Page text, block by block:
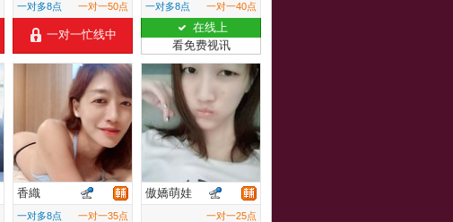
一对多8点 一对一50点
一对一忙线中
一对多8点 一对一40点
在线上
看免费视讯
香織
一对多8点 一对一35点
傲嬌萌娃
一对一25点